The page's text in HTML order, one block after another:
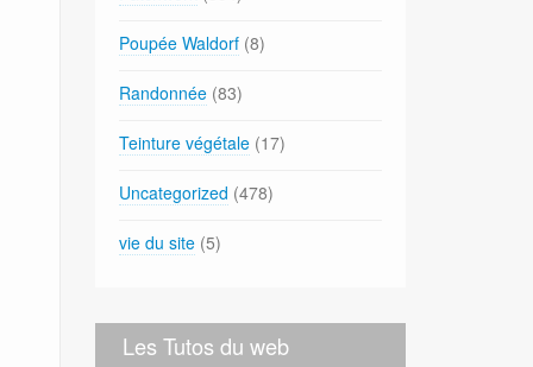
Poupée Waldorf (8)
Randonnée (83)
Teinture végétale (17)
Uncategorized (478)
vie du site (5)
Les Tutos du web